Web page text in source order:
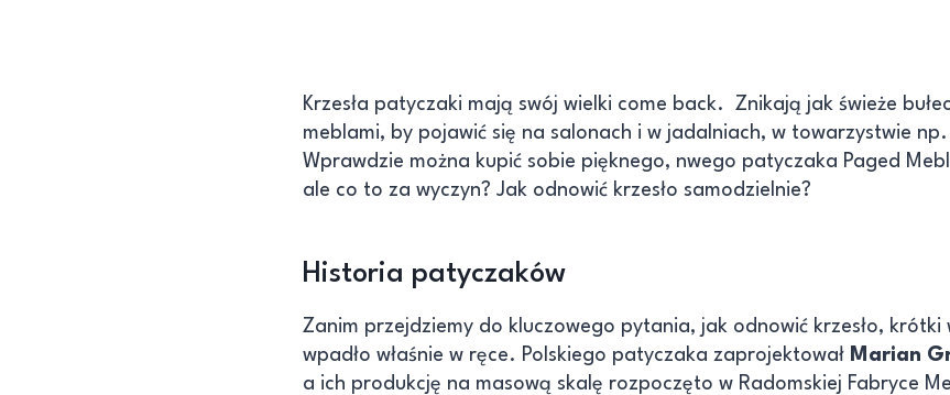
Krzesła patyczaki mają swój wielki come back. Znikają jak świeże
meblami, by pojawić się na salonach i w jadalniach, w towarzystwie
Wprawdzie można kupić sobie pięknego, nwego patyczaka Paged
ale co to za wyczyn? Jak odnowić krzesło samodzielnie?
Historia patyczaków
Zanim przejdziemy do kluczowego pytania, jak odnowić krzesło, krótki
wpadło właśnie w ręce. Polskiego patyczaka zaprojektował Marian
a ich produkcję na masową skalę rozpoczęto w Radomskiej Fabryce